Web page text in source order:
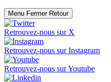
Menu Fermer Retour
Retrouvez-nous sur X
Retrouvez-nous surInstagram
Retrouvez-nous surYoutube